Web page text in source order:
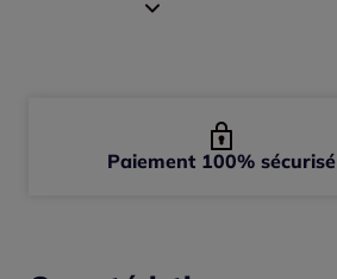
Paiement 100% sécurisé